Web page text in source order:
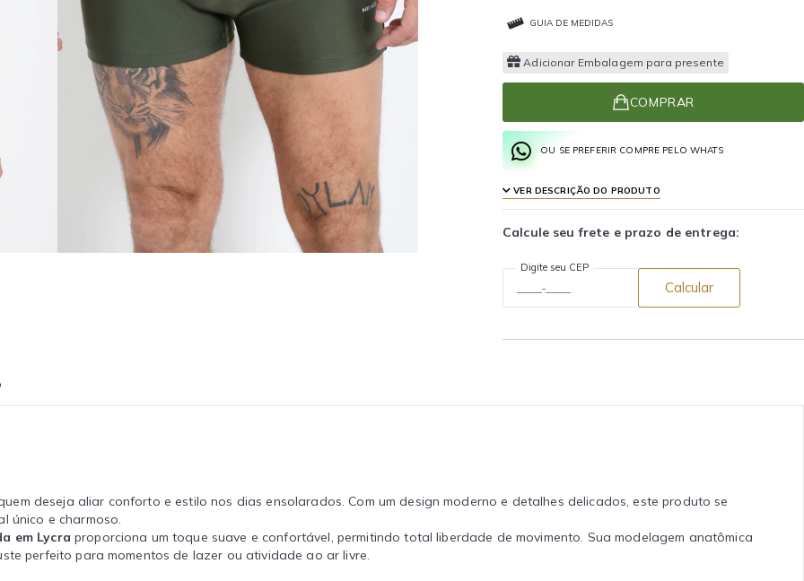
GUIA DE MEDIDAS
Adicionar Embalagem para presente
COMPRAR
OU SE PREFERIR COMPRE PELO WHATS
VER DESCRIÇÃO DO PRODUTO
Calcule seu frete e prazo de entrega:
Digite seu CEP
Calcular
deseja aliar conforto e estilo nos dias ensolarados. Com um design moderno e detalhes delicados, este produto se
único e charmoso.
em Lycra proporciona um toque suave e confortável, permitindo total liberdade de movimento. Sua modelagem anatômica
perfeito para momentos de lazer ou atividade ao ar livre.